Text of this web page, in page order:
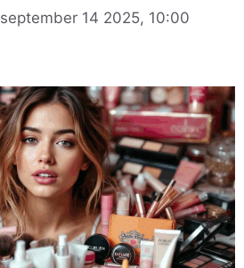
september 14 2025, 10:00